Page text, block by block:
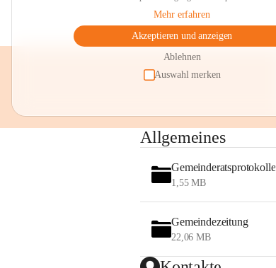
Mehr erfahren
Akzeptieren und anzeigen
Ablehnen
Auswahl merken
Allgemeines
Gemeinderatsprotokolle
1,55 MB
Gemeindezeitung
22,06 MB